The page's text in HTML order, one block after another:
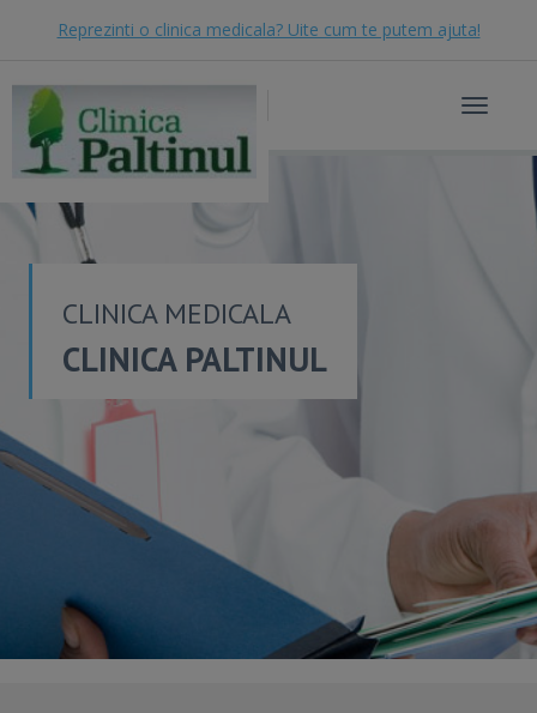
Reprezinti o clinica medicala? Uite cum te putem ajuta!
Toggle
CLINICA MEDICALA
CLINICA PALTINUL